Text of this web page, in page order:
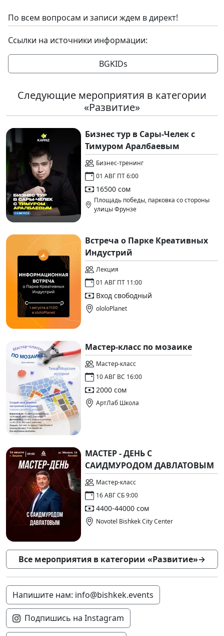
По всем вопросам и записи ждем в директ!
Ссылки на источники информации:
BGKIDs
Следующие мероприятия в категории
«Развитие»
Бизнес тур в Сары-Челек с
Тимуром Аралбаевым
Бизнес-тренинг
01 АВГ ПТ 6:00
16500 сом
Площадь победы, парковка со стороны
улицы Фрунзе
Встреча о Парке Креативных
Индустрий
Лекция
01 АВГ ПТ 11:00
Вход свободный
ololoPlanet
Мастер-класс по мозаике
Мастер-класс
10 АВГ ВС 16:00
2000 сом
АртЛаб Школа
МАСТЕР - ДЕНЬ С
САИДМУРОДОМ ДАВЛАТОВЫМ
Мастер-класс
16 АВГ СБ 9:00
4400-44000 сом
Novotel Bishkek City Center
Все мероприятия в категории «Развитие»→
Напишите нам: info@bishkek.events
Подпишись на Instagram